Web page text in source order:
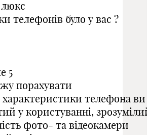
люкс
телефонів було у вас ?
5
порахувати
характеристики телефона
у користуванні,
фото- та відеокамери